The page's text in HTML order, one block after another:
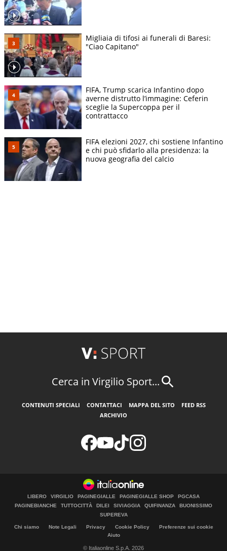
Migliaia di tifosi ai funerali di Baresi:
"Ciao Capitano"
FIFA, Trump scarica Infantino dopo
averne distrutto l’immagine: Ceferin
sceglie la Supercoppa per il
contrattacco
FIFA elezioni 2027, chi sostiene Infantino
e chi può sfidarlo alla presidenza: la
nuova geografia del calcio
Cerca in Virgilio Sport...
CONTENUTI SPECIALI CONTATTACI MAPPA DEL SITO
FEED RSS
ARCHIVIO
LIBERO VIRGILIO PAGINEGIALLE PAGINEGIALLE SHOP
PGCASA
PAGINEBIANCHE
TUTTOCITTÀ DILEI SIVIAGGIA QUIFINANZA
BUONISSIMO
SUPEREVA
Chi siamo Note Legali Privacy Cookie Policy
Preferenze sui cookie
Aiuto
© Italiaonline S.p.A. 2026